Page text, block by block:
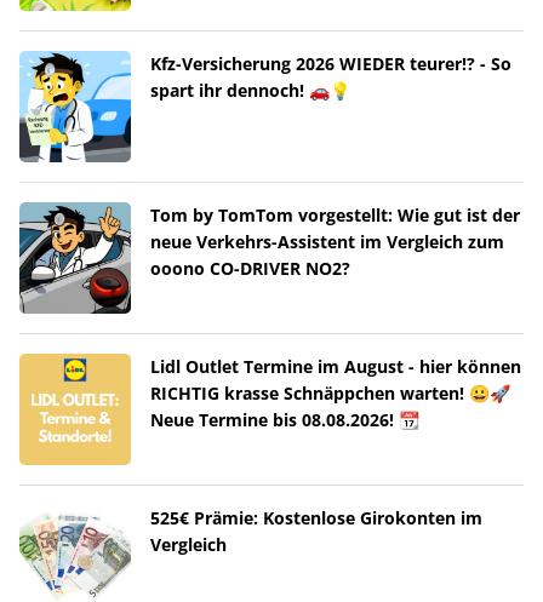
Kfz-Versicherung 2026 WIEDER teurer!? - So
spart ihr dennoch! 🚗💡
Tom by TomTom vorgestellt: Wie gut ist der
neue Verkehrs-Assistent im Vergleich zum
ooono CO-DRIVER NO2?
Lidl Outlet Termine im August - hier können
RICHTIG krasse Schnäppchen warten! 😀🚀
Neue Termine bis 08.08.2026! 📆
525€ Prämie: Kostenlose Girokonten im
Vergleich